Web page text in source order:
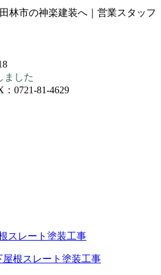
林市の神楽建装へ｜営業スタッフ
ました
0721-81-4629
根スレート塗装工事